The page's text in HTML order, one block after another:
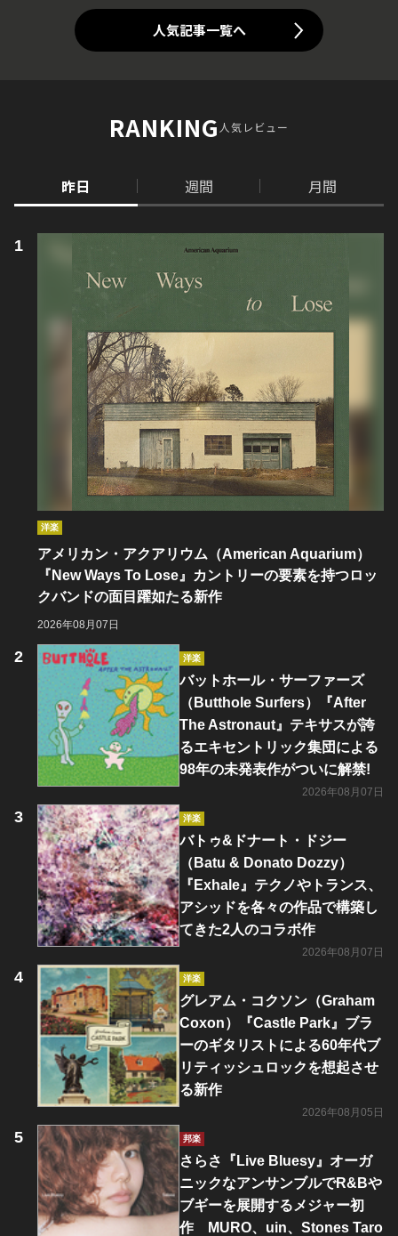
人気記事一覧へ
RANKING人気レビュー
昨日 週間 月間
洋楽
アメリカン・アクアリウム（American Aquarium）
『New Ways To Lose』カントリーの要素を持つロッ
クバンドの面目躍如たる新作
2026年08月07日
洋楽
バットホール・サーファーズ
（Butthole Surfers）『After
The Astronaut』テキサスが誇
るエキセントリック集団による
98年の未発表作がついに解禁!
2026年08月07日
洋楽
バトゥ&ドナート・ドジー
（Batu & Donato Dozzy）
『Exhale』テクノやトランス、
アシッドを各々の作品で構築し
てきた2人のコラボ作
2026年08月07日
洋楽
グレアム・コクソン（Graham
Coxon）『Castle Park』ブラ
ーのギタリストによる60年代ブ
リティッシュロックを想起させ
る新作
2026年08月05日
邦楽
さらさ『Live Bluesy』オーガ
ニックなアンサンブルでR&Bや
ブギーを展開するメジャー初
作 MURO、uin、Stones Taro